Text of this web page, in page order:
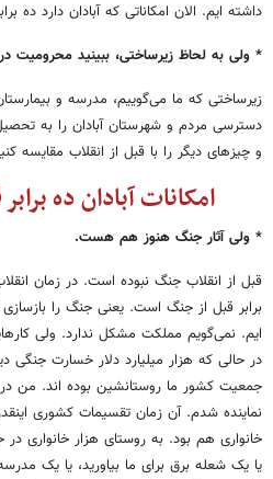
داشته ایم. الان امکاناتی که آبادان دارد ده
* ولی به لحاظ زیرساختی، ببینید محرومیت
زیرساختی که ما می‌گوییم، مدرسه و
دسترسی مردم و شهرستان آبادان را به
و چیزهای دیگر را با قبل از انقلاب مقایسه
امکانات آبادان ده
* ولی آثار جنگ هنوز هم هست.
قبل از انقلاب جنگ نبوده است. در زمان
برابر قبل از جنگ است. یعنی جنگ را بازسازی
ایم. نمی‌گویم مملکت مشکل ندارد. ولی
در حالی که هزار میلیارد دلار خسارت جنگی
نماینده شدم. آن زمان تقسیمات کشوری
خانواری هم بود. به روستای هزار خانواری
یا یک شعله برق برای ما بیاورید، یا یک